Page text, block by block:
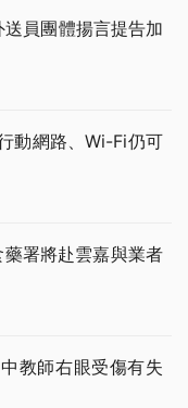
員團體揚言提告加
動網路、Wi-Fi仍可
署將赴雲嘉與業者
教師右眼受傷有失